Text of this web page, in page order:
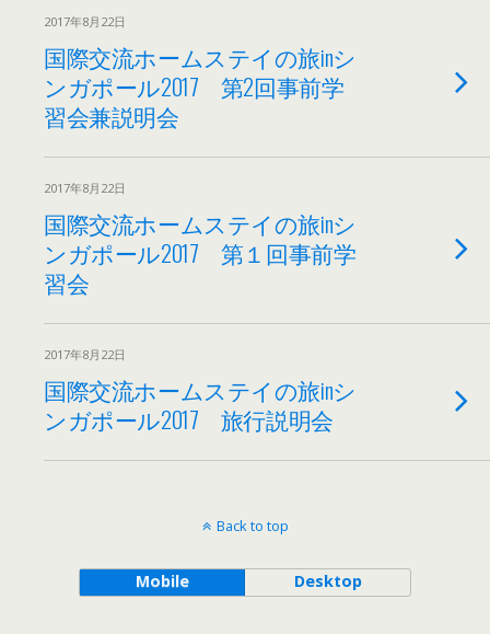
2017年8月22日
国際交流ホームステイの旅inシ
ンガポール2017 第2回事前学
習会兼説明会
2017年8月22日
国際交流ホームステイの旅inシ
ンガポール2017 第１回事前学
習会
2017年8月22日
国際交流ホームステイの旅inシ
ンガポール2017 旅行説明会
Back to top
Mobile Desktop